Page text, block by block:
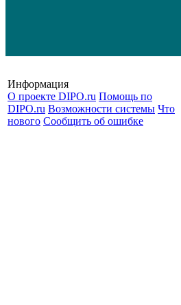
Информация
О проекте DIPO.ru Помощь по
DIPO.ru Возможности системы Что
нового Сообщить об ошибке